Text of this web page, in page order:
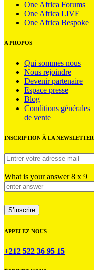
One Africa Forums
One Africa LIVE
One Africa Bespoke
A PROPOS
Qui sommes nous
Nous rejoindre
Devenir partenaire
Espace presse
Blog
Conditions générales
de vente
INSCRIPTION À LA NEWSLETTER
What is your answer8 x 9
APPELEZ-NOUS
+212 522 36 95 15